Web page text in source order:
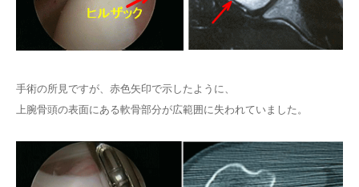
手術の所見ですが、赤色矢印で示したように、
上腕骨頭の表面にある軟骨部分が広範囲に失われていました。